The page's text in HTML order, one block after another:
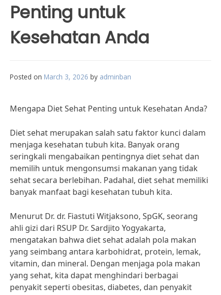
Penting untuk
Kesehatan Anda
Posted on March 3, 2026 by adminban
Mengapa Diet Sehat Penting untuk Kesehatan Anda?
Diet sehat merupakan salah satu faktor kunci dalam
menjaga kesehatan tubuh kita. Banyak orang
seringkali mengabaikan pentingnya diet sehat dan
memilih untuk mengonsumsi makanan yang tidak
sehat secara berlebihan. Padahal, diet sehat memiliki
banyak manfaat bagi kesehatan tubuh kita.
Menurut Dr. dr. Fiastuti Witjaksono, SpGK, seorang
ahli gizi dari RSUP Dr. Sardjito Yogyakarta,
mengatakan bahwa diet sehat adalah pola makan
yang seimbang antara karbohidrat, protein, lemak,
vitamin, dan mineral. Dengan menjaga pola makan
yang sehat, kita dapat menghindari berbagai
penyakit seperti obesitas, diabetes, dan penyakit